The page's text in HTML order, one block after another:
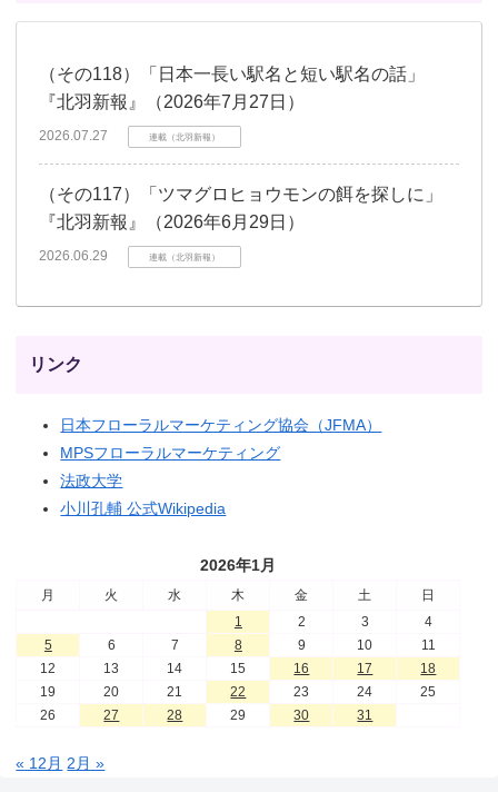
（その118）「日本一長い駅名と短い駅名の話」
『北羽新報』（2026年7月27日）
2026.07.27 連載（北羽新報）
（その117）「ツマグロヒョウモンの餌を探しに」
『北羽新報』（2026年6月29日）
2026.06.29 連載（北羽新報）
リンク
日本フローラルマーケティング協会（JFMA）
MPSフローラルマーケティング
法政大学
小川孔輔 公式Wikipedia
2026年1月
月 火 水 木 金 土
日
1
2 3
4
5
6 7 8 9 10
11
12
13 14 15 16 17
18
19
20 21 22 23 24
25
26
27 28 29 30 31
« 12月 2月 »